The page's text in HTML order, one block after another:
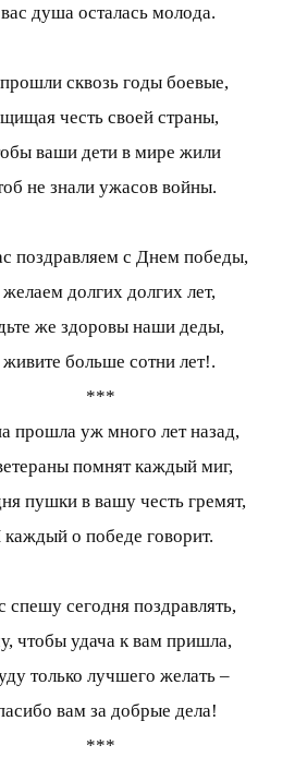
душа осталась молода.
сквозь годы боевые,
честь своей страны,
ваши дети в мире жили
не знали ужасов войны.
поздравляем с Днем победы,
долгих долгих лет,
же здоровы наши деды,
больше сотни лет!.
***
прошла уж много лет назад,
помнят каждый миг,
пушки в вашу честь гремят,
о победе говорит.
спешу сегодня поздравлять,
чтобы удача к вам пришла,
только лучшего желать –
вам за добрые дела!
***